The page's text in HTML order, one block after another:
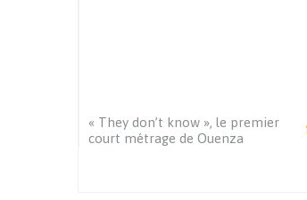
« They don’t know », le premier
court métrage de Ouenza